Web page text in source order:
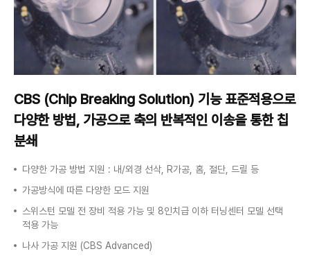
CBS (Chip Breaking Solution) 기능표준적용으로
다양한 방법, 가공으로축의 반복적인 이송을 통한 칩
분쇄
다양한 가공 방법 지원 : 내/외경 선삭, R가공, 홈, 절단, 드릴 등
가공방식에 따른 다양한 모드 지원
스위스턴 모델 전 장비 적용 가능 및 8인치급 이하 터닝센터 모델 선택
적용 가능
나사 가공 지원 (CBS Advanced)